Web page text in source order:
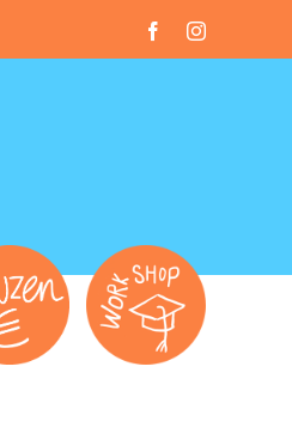
FacebookInstagram